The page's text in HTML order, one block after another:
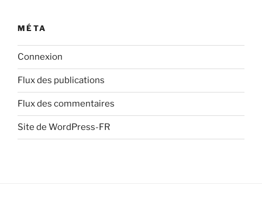
MÉTA
Connexion
Flux des publications
Flux des commentaires
Site de WordPress-FR